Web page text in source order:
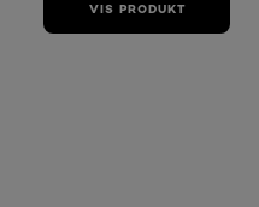
VIS PRODUKT